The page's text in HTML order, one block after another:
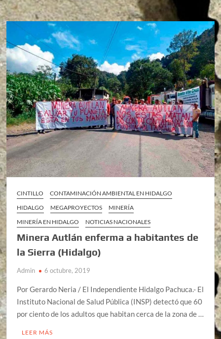
CINTILLO
CONTAMINACIÓN AMBIENTAL EN HIDALGO
HIDALGO
MEGAPROYECTOS
MINERÍA
MINERÍA EN HIDALGO
NOTICIAS NACIONALES
Minera Autlán enferma a habitantes de
la Sierra (Hidalgo)
Admin 6 octubre, 2019
Por Gerardo Neria / El Independiente Hidalgo Pachuca.- El
Instituto Nacional de Salud Pública (INSP) detectó que 60
por ciento de los adultos que habitan cerca de la zona de …
LEER MÁS